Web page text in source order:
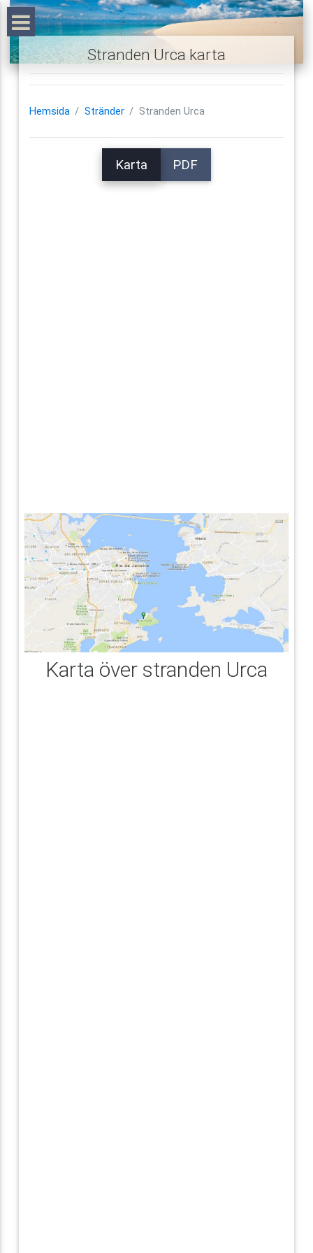
Stranden Urca karta
Hemsida Stränder Stranden Urca
Karta PDF
Karta över stranden Urca